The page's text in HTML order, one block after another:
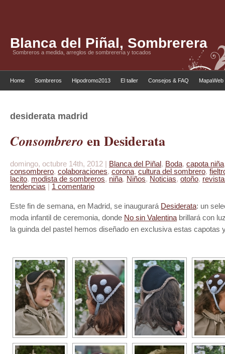
Blanca del Piñal, Sombrerera
Sombreros a medida, arreglos de sombrerería y tocados
Home Sombreros Hipodromo2013 El taller Consejos & FAQ MapaWeb
desiderata madrid
Consombrero en Desiderata
domingo, octubre 14th, 2012 | Blanca del Piñal, Boda, capota niña
consombrero, colaboraciones, corona, cultura del sombrero,
lacito, modista de sombreros, niña, Niños, Noticias, otoño,
tendencias | 1 comentario
Este fin de semana, en Madrid, se inaugurará Desiderata: un
moda infantil de ceremonia, donde No sin Valentina brillará con
la guinda del pastel hemos diseñado en exclusiva estas capotas